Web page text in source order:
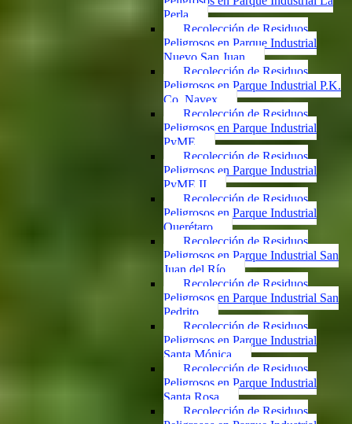
Perla
Recolección de Residuos
Peligrosos en Parque Industrial
Nuevo San Juan
Recolección de Residuos
Peligrosos en Parque Industrial P.K.
Co. Navex
Recolección de Residuos
Peligrosos en Parque Industrial
PyME
Recolección de Residuos
Peligrosos en Parque Industrial
PyME II
Recolección de Residuos
Peligrosos en Parque Industrial
Querétaro
Recolección de Residuos
Peligrosos en Parque Industrial San
Juan del Río
Recolección de Residuos
Peligrosos en Parque Industrial San
Pedrito
Recolección de Residuos
Peligrosos en Parque Industrial
Santa Mónica
Recolección de Residuos
Peligrosos en Parque Industrial
Santa Rosa
Recolección de Residuos